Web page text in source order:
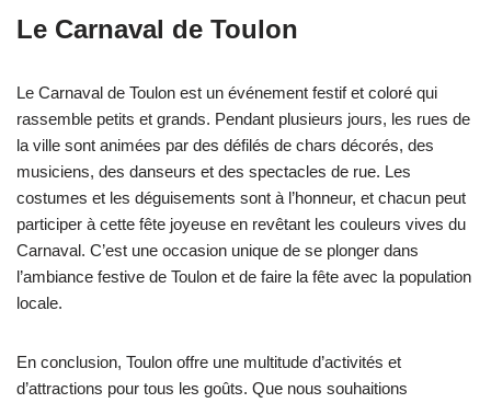
Le Carnaval de Toulon
Le Carnaval de Toulon est un événement festif et coloré qui
rassemble petits et grands. Pendant plusieurs jours, les rues de
la ville sont animées par des défilés de chars décorés, des
musiciens, des danseurs et des spectacles de rue. Les
costumes et les déguisements sont à l’honneur, et chacun peut
participer à cette fête joyeuse en revêtant les couleurs vives du
Carnaval. C’est une occasion unique de se plonger dans
l’ambiance festive de Toulon et de faire la fête avec la population
locale.
En conclusion, Toulon offre une multitude d’activités et
d’attractions pour tous les goûts. Que nous souhaitions